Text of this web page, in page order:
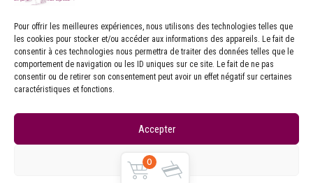
Pour offrir les meilleures expériences, nous utilisons des technologies telles que
les cookies pour stocker et/ou accéder aux informations des appareils. Le fait de
consentir à ces technologies nous permettra de traiter des données telles que le
comportement de navigation ou les ID uniques sur ce site. Le fait de ne pas
consentir ou de retirer son consentement peut avoir un effet négatif sur certaines
caractéristiques et fonctions.
Accepter
Refuser
J'ACCEPTE LES CONDITIONS GÉNÉRALES
D'UTILISATION
Mentions légales
0